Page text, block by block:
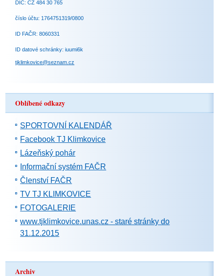
DIČ: CZ 484 30 765
číslo účtu: 1764751319/0800
ID FAČR: 8060331
ID datové schránky: iuumi6k
tjklimkovice@seznam.cz
Oblíbené odkazy
SPORTOVNÍ KALENDÁŘ
Facebook TJ Klimkovice
Lázeňský pohár
Informační systém FAČR
Členství FAČR
TV TJ KLIMKOVICE
FOTOGALERIE
www.tjklimkovice.unas.cz - staré stránky do
31.12.2015
Archiv